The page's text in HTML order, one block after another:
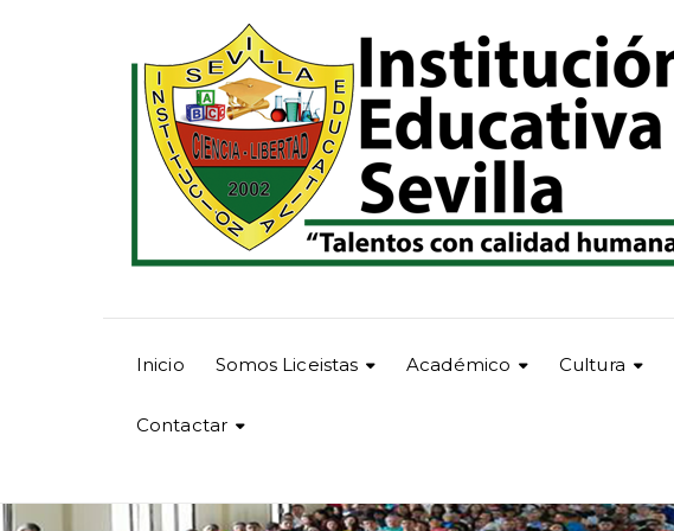
Inicio Somos Liceistas Académico Cultura
Contactar